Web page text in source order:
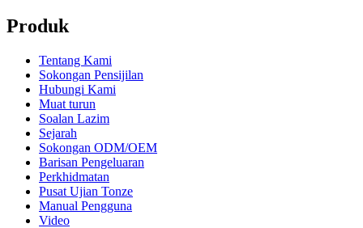
Produk
Tentang Kami
Sokongan Pensijilan
Hubungi Kami
Muat turun
Soalan Lazim
Sejarah
Sokongan ODM/OEM
Barisan Pengeluaran
Perkhidmatan
Pusat Ujian Tonze
Manual Pengguna
Video